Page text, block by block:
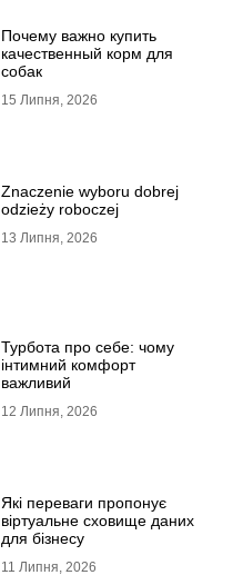
Почему важно купить
качественный корм для
собак
15 Липня, 2026
Znaczenie wyboru dobrej
odzieży roboczej
13 Липня, 2026
Турбота про себе: чому
інтимний комфорт
важливий
12 Липня, 2026
Які переваги пропонує
віртуальне сховище даних
для бізнесу
11 Липня, 2026